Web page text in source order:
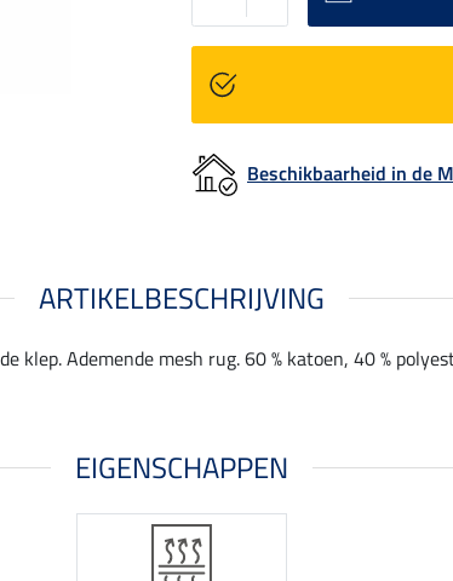
Beschikbaarheid in de
ARTIKELBESCHRIJVING
klep. Ademende mesh rug. 60 % katoen, 40 %
EIGENSCHAPPEN